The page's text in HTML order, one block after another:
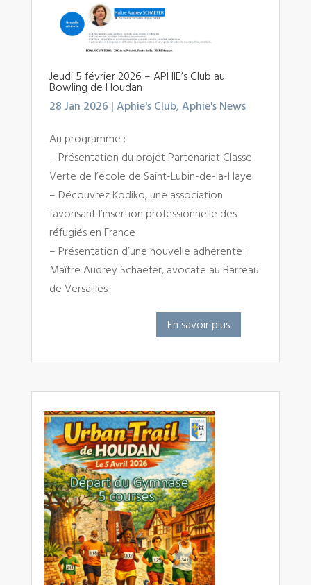
Jeudi 5 février 2026 – APHIE’s Club au
Bowling de Houdan
28 Jan 2026 |Aphie's Club,Aphie's News
Au programme :
– Présentation du projet Partenariat Classe
Verte de l’école de Saint-Lubin-de-la-Haye
– Découvrez Kodiko, une association
favorisant l’insertion professionnelle des
réfugiés en France
– Présentation d’une nouvelle adhérente :
Maître Audrey Schaefer, avocate au Barreau
de Versailles
En savoir plus